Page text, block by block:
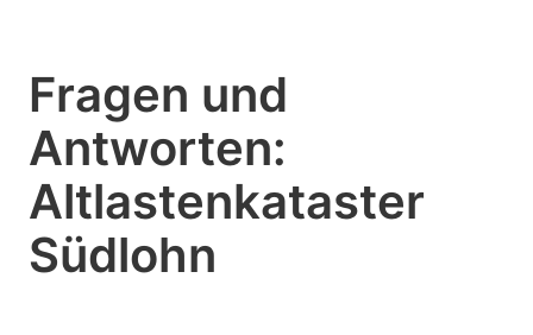
Fragen und
Antworten:
Altlastenkataster
Südlohn